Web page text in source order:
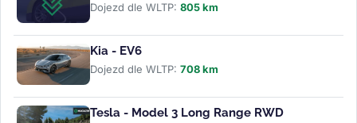
Dojezd dle WLTP: 805 km
Kia - EV6
Dojezd dle WLTP: 708 km
Tesla - Model 3 Long Range RWD